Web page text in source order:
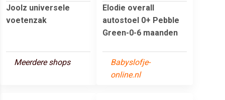
Joolz universele
voetenzak
Meerdere shops
Elodie overall
autostoel 0+ Pebble
Green-0-6 maanden
Babyslofje-
online.nl